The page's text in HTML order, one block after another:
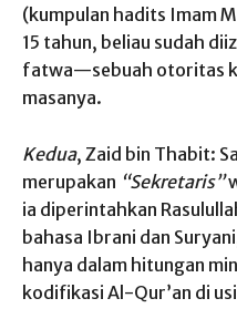
(kumpulan hadits Imam
15 tahun, beliau sudah
fatwa—sebuah otoritas
masanya.
Kedua, Zaid bin Thabit:
merupakan “Sekretaris”
ia diperintahkan
bahasa Ibrani dan
hanya dalam hitungan
kodifikasi Al-Qur’an di